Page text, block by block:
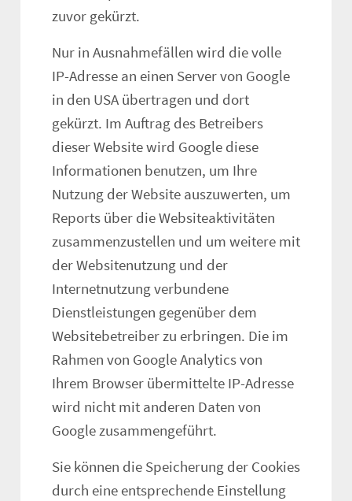
zuvor gekürzt.
Nur in Ausnahmefällen wird die volle
IP-Adresse an einen Server von Google
in den USA übertragen und dort
gekürzt. Im Auftrag des Betreibers
dieser Website wird Google diese
Informationen benutzen, um Ihre
Nutzung der Website auszuwerten, um
Reports über die Websiteaktivitäten
zusammenzustellen und um weitere mit
der Websitenutzung und der
Internetnutzung verbundene
Dienstleistungen gegenüber dem
Websitebetreiber zu erbringen. Die im
Rahmen von Google Analytics von
Ihrem Browser übermittelte IP-Adresse
wird nicht mit anderen Daten von
Google zusammengeführt.
Sie können die Speicherung der Cookies
durch eine entsprechende Einstellung